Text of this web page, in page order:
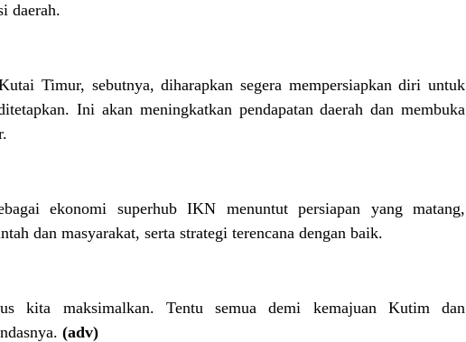
daerah.
Timur, sebutnya, diharapkan segera mempersiapkan diri untuk
Ini akan meningkatkan pendapatan daerah dan membuka
ekonomi superhub IKN menuntut persiapan yang matang,
dan masyarakat, serta strategi terencana dengan baik.
kita maksimalkan. Tentu semua demi kemajuan Kutim dan
(adv)